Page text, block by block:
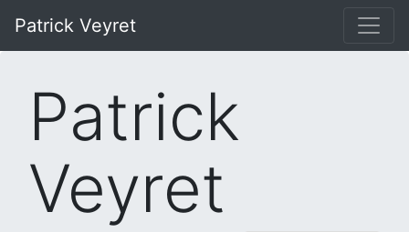
Patrick Veyret
Patrick
Veyret